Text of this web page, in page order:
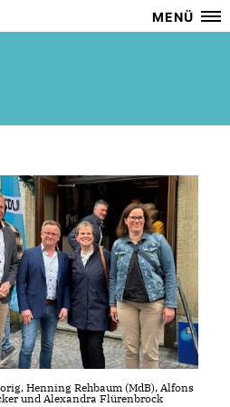
MENÜ
Henning Rehbaum (MdB), Alfons
und Alexandra Flürenbrock